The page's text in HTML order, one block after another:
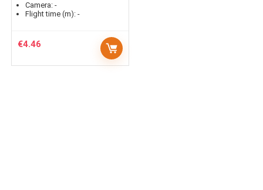
Camera: -
Flight time (m): -
€4.46